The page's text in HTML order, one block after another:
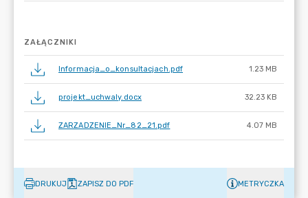
ZAŁĄCZNIKI
Informacja_o_konsultacjach.pdf 1.23 MB
projekt_uchwaly.docx 32.23 KB
ZARZADZENIE_Nr_82_21.pdf 4.07 MB
DRUKUJ ZAPISZ DO PDF METRYCZKA